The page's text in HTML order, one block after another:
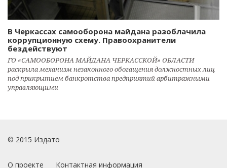
В Черкассах самооборона майдана разоблачила
коррупционную схему. Правоохранители
бездействуют
ГО «САМООБОРОНА МАЙДАНА ЧЕРКАССКОЙ» ОБЛАСТИ
раскрыла механизм незаконного обогащения должностных лиц
под прикрытием банкротства предприятий арбитражными
управляющими
© 2015 Издато
О проекте Контактная информация